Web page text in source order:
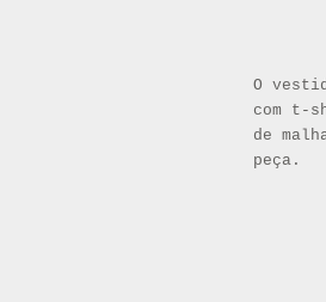
O
com t-
de
peça.